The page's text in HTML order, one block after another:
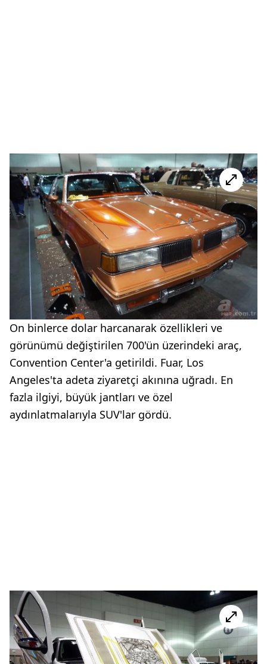
On binlerce dolar harcanarak özellikleri ve
görünümü değiştirilen 700'ün üzerindeki araç,
Convention Center'a getirildi. Fuar, Los
Angeles'ta adeta ziyaretçi akınına uğradı. En
fazla ilgiyi, büyük jantları ve özel
aydınlatmalarıyla SUV'lar gördü.